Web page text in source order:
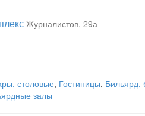
Журналистов, 29а
столовые, Гостиницы, Бильярд,
залы